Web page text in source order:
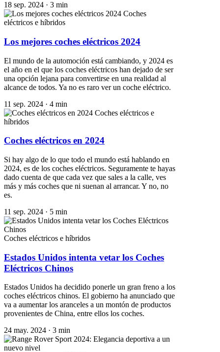
18 sep. 2024 · 3 min
Coches
eléctricos e híbridos
Los mejores coches eléctricos 2024
El mundo de la automoción está cambiando, y 2024 es
el año en el que los coches eléctricos han dejado de ser
una opción lejana para convertirse en una realidad al
alcance de todos. Ya no es raro ver un coche eléctrico.
11 sep. 2024 · 4 min
Coches eléctricos e
híbridos
Coches eléctricos en 2024
Si hay algo de lo que todo el mundo está hablando en
2024, es de los coches eléctricos. Seguramente te hayas
dado cuenta de que cada vez que sales a la calle, ves
más y más coches que ni suenan al arrancar. Y no, no
es.
11 sep. 2024 · 5 min
Coches eléctricos e híbridos
Estados Unidos intenta vetar los Coches
Eléctricos Chinos
Estados Unidos ha decidido ponerle un gran freno a los
coches eléctricos chinos. El gobierno ha anunciado que
va a aumentar los aranceles a un montón de productos
provenientes de China, entre ellos los coches.
24 may. 2024 · 3 min